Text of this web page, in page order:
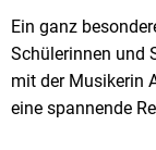
Simeon
Ein ganz
Schülerinnen und
mit der Musikerin
eine spannende